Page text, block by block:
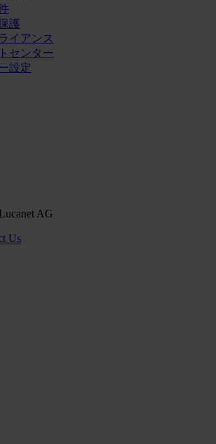
護
イアンス
センター
設定
AG
Us